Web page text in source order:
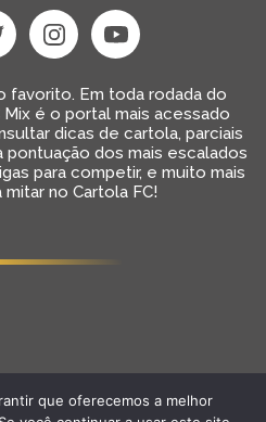
favorito. Em toda rodada do
Mix é o portal mais acessado
dicas de cartola, parciais
dos mais escalados
para competir, e muito mais
no Cartola FC!
Desenvolvido por BW2 Tecnologia
que oferecemos a melhor